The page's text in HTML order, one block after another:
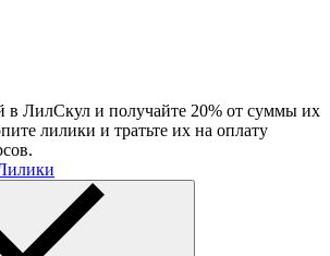
в ЛилСкул и получайте 20% от суммы их
лилики и тратьте их на оплату